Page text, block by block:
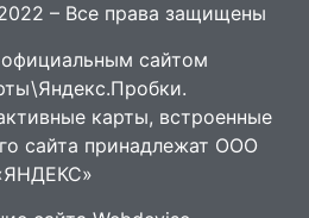
– Все права защищены
сайтом
карты, встроенные
сайта принадлежат ООО